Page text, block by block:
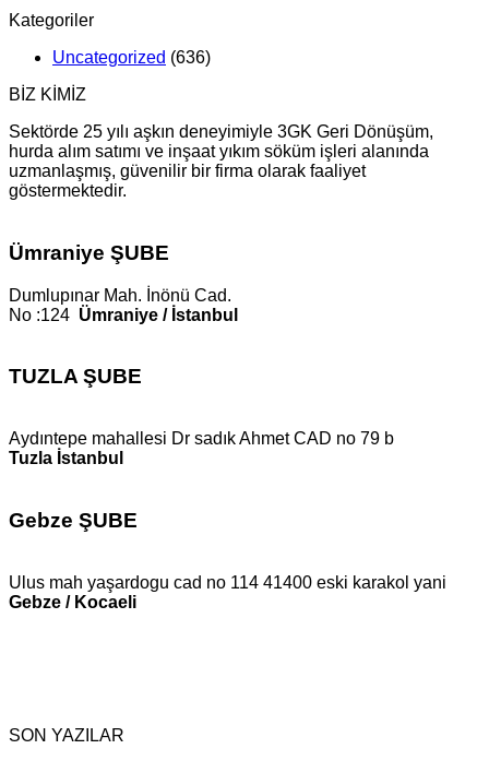
Kategoriler
Uncategorized (636)
BİZ KİMİZ
Sektörde 25 yılı aşkın deneyimiyle 3GK Geri Dönüşüm,
hurda alım satımı ve inşaat yıkım söküm işleri alanında
uzmanlaşmış, güvenilir bir firma olarak faaliyet
göstermektedir.
Ümraniye ŞUBE
Dumlupınar Mah. İnönü Cad.
No :124 Ümraniye / İstanbul
TUZLA ŞUBE
Aydıntepe mahallesi Dr sadık Ahmet CAD no 79 b
Tuzla İstanbul
Gebze ŞUBE
Ulus mah yaşardogu cad no 114 41400 eski karakol yani
Gebze / Kocaeli
SON YAZILAR